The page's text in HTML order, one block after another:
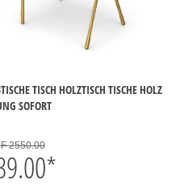
TISCH HOLZTISCH TISCHE HOLZ
SOFORT
2550.00
*